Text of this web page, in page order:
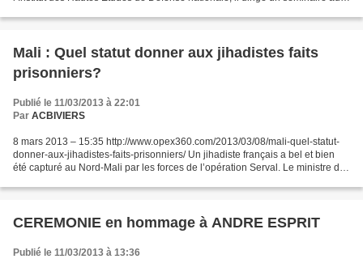
Mali : Quel statut donner aux jihadistes faits
prisonniers?
Publié le 11/03/2013 à 22:01
Par ACBIVIERS
8 mars 2013 – 15:35 http://www.opex360.com/2013/03/08/mali-quel-statut-
donner-aux-jihadistes-faits-prisonniers/ Un jihadiste français a bel et bien
été capturé au Nord-Mali par les forces de l’opération Serval. Le ministre de
CEREMONIE en hommage à ANDRE ESPRIT
Publié le 11/03/2013 à 13:36